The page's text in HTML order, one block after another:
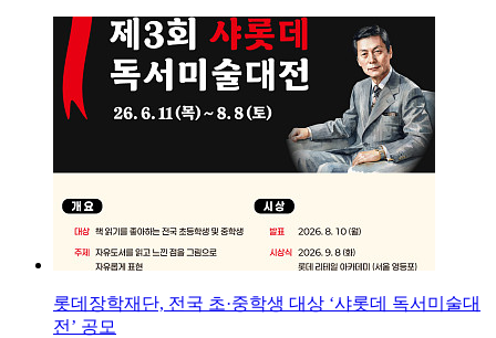
롯데장학재단, 전국 초·중학생 대상 ‘샤롯데 독서미술대
전’ 공모